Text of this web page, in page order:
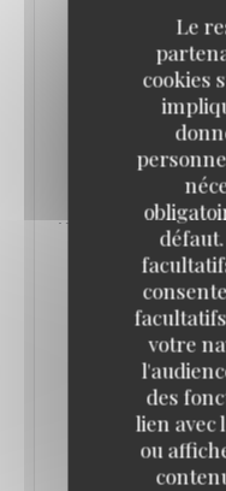
Le
cookies
votre
des
lien avec
ou
profiteroles au
que c’est tous les
place de la Bourse.
LIRE